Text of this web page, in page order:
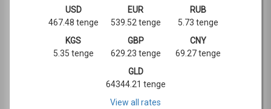
USD
467.48 tenge
EUR
539.52 tenge
RUB
5.73 tenge
KGS
5.35 tenge
GBP
629.23 tenge
CNY
69.27 tenge
GLD
64344.21 tenge
View all rates